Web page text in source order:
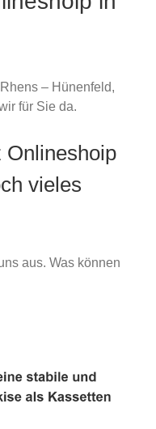
– Hünenfeld,
für Sie da.
Onlineshoip
vieles
aus. Was können